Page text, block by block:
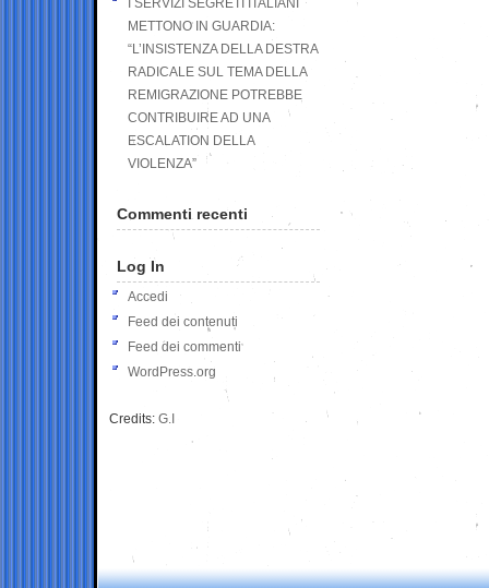
I SERVIZI SEGRETI ITALIANI
METTONO IN GUARDIA:
“L’INSISTENZA DELLA DESTRA
RADICALE SUL TEMA DELLA
REMIGRAZIONE POTREBBE
CONTRIBUIRE AD UNA
ESCALATION DELLA
VIOLENZA”
Commenti recenti
Log In
Accedi
Feed dei contenuti
Feed dei commenti
WordPress.org
Credits: G.I